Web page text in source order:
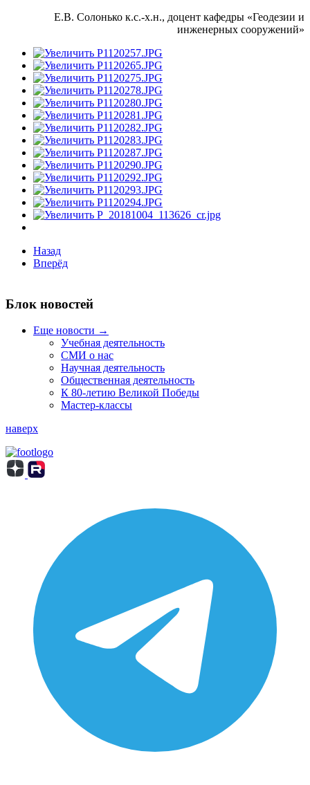
Е.В. Солонько к.с.-х.н., доцент кафедры «Геодезии и
инженерных сооружений»
Назад
Вперёд
Блок новостей
Еще новости →
Учебная деятельность
СМИ о нас
Научная деятельность
Общественная деятельность
К 80-летию Великой Победы
Мастер-классы
наверх